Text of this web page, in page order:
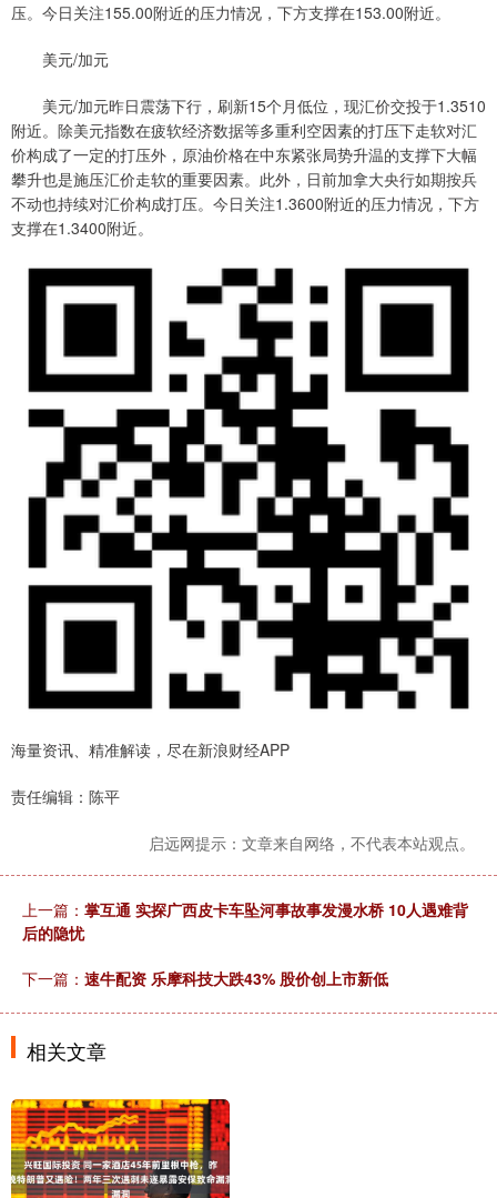
压。今日关注155.00附近的压力情况，下方支撑在153.00附近。
美元/加元
美元/加元昨日震荡下行，刷新15个月低位，现汇价交投于1.3510
附近。除美元指数在疲软经济数据等多重利空因素的打压下走软对汇
价构成了一定的打压外，原油价格在中东紧张局势升温的支撑下大幅
攀升也是施压汇价走软的重要因素。此外，日前加拿大央行如期按兵
不动也持续对汇价构成打压。今日关注1.3600附近的压力情况，下方
支撑在1.3400附近。
海量资讯、精准解读，尽在新浪财经APP
责任编辑：陈平
启远网提示：文章来自网络，不代表本站观点。
上一篇： 掌互通 实探广西皮卡车坠河事故事发漫水桥 10人遇难背
后的隐忧
下一篇： 速牛配资 乐摩科技大跌43% 股价创上市新低
相关文章